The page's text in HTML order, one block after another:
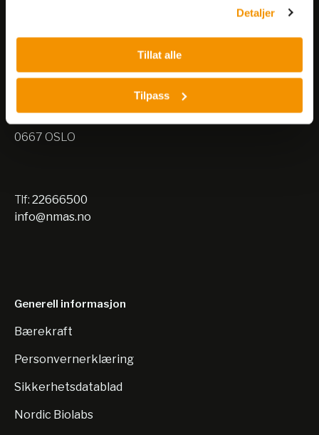
Detaljer
Tillat alle
Tilpass
Nils Hansens vei 8
0667 OSLO
Tlf: 22666500
info@nmas.no
Generell informasjon
Bærekraft
Personvernerklæring
Sikkerhetsdatablad
Nordic Biolabs